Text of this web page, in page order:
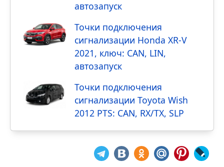
автозапуск
Точки подключения
сигнализации Honda XR-V
2021, ключ: CAN, LIN,
автозапуск
Точки подключения
сигнализации Toyota Wish
2012 PTS: CAN, RX/TX, SLP